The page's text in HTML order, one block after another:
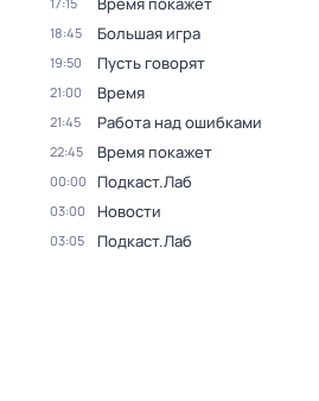
18:45 Большая игра
19:50 Пусть говорят
21:00 Время
21:45 Работа над ошибками
22:45 Время покажет
00:00 Подкаст.Лаб
03:00 Новости
03:05 Подкаст.Лаб